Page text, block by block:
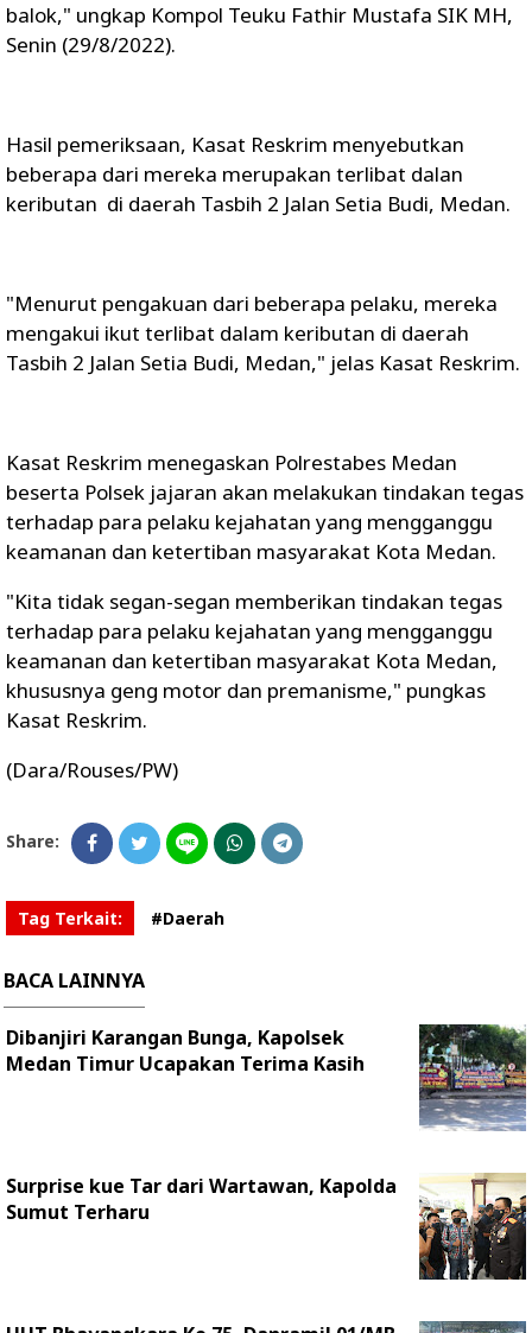
balok," ungkap Kompol Teuku Fathir Mustafa SIK MH,
Senin (29/8/2022).
Hasil pemeriksaan, Kasat Reskrim menyebutkan
beberapa dari mereka merupakan terlibat dalan
keributan di daerah Tasbih 2 Jalan Setia Budi, Medan.
"Menurut pengakuan dari beberapa pelaku, mereka
mengakui ikut terlibat dalam keributan di daerah
Tasbih 2 Jalan Setia Budi, Medan," jelas Kasat Reskrim.
Kasat Reskrim menegaskan Polrestabes Medan
beserta Polsek jajaran akan melakukan tindakan tegas
terhadap para pelaku kejahatan yang mengganggu
keamanan dan ketertiban masyarakat Kota Medan.
"Kita tidak segan-segan memberikan tindakan tegas
terhadap para pelaku kejahatan yang mengganggu
keamanan dan ketertiban masyarakat Kota Medan,
khususnya geng motor dan premanisme," pungkas
Kasat Reskrim.
(Dara/Rouses/PW)
Share:
Tag Terkait: #Daerah
BACA LAINNYA
Dibanjiri Karangan Bunga, Kapolsek
Medan Timur Ucapakan Terima Kasih
Surprise kue Tar dari Wartawan, Kapolda
Sumut Terharu